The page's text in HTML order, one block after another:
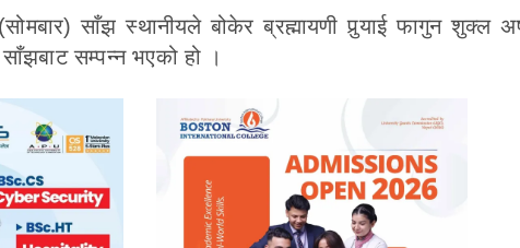
साँझ स्थानीयले बोकेर ब्रह्मायणी पुर्‍याई फागुन शुक्ल
सम्पन्न भएको हो ।